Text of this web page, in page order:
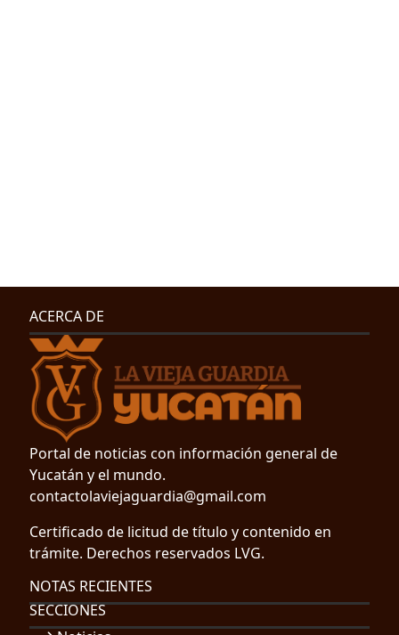
ACERCA DE
Portal de noticias con información general de
Yucatán y el mundo.
contactolaviejaguardia@gmail.com
Certificado de licitud de título y contenido en
trámite. Derechos reservados LVG.
NOTAS RECIENTES
SECCIONES